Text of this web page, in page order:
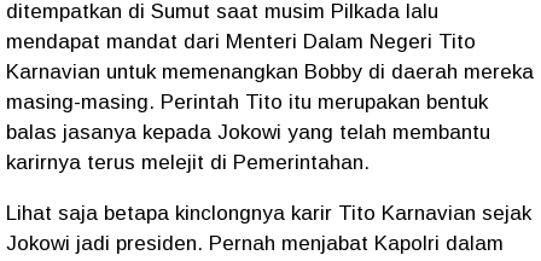
ditempatkan di Sumut saat musim Pilkada lalu
mendapat mandat dari Menteri Dalam Negeri Tito
Karnavian untuk memenangkan Bobby di daerah mereka
masing-masing. Perintah Tito itu merupakan bentuk
balas jasanya kepada Jokowi yang telah membantu
karirnya terus melejit di Pemerintahan.
Lihat saja betapa kinclongnya karir Tito Karnavian sejak
Jokowi jadi presiden. Pernah menjabat Kapolri dalam